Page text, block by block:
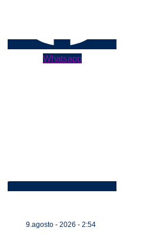
Whatsapp
9.agosto - 2026 - 2:54